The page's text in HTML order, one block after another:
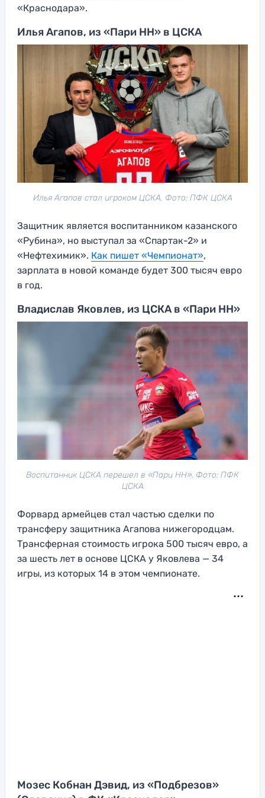
«Краснодара».
Илья Агапов, из «Пари НН» в ЦСКА
Илья Агапов стал игроком ЦСКА. Фото: ПФК ЦСКА
Защитник является воспитанником казанского
«Рубина», но выступал за «Спартак-2» и
«Нефтехимик». Как пишет «Чемпионат»,
зарплата в новой команде будет 300 тысяч евро
в год.
Владислав Яковлев, из ЦСКА в «Пари НН»
Воспитанник ЦСКА перешел в «Пари НН». Фото: ПФК
ЦСКА
Форвард армейцев стал частью сделки по
трансферу защитника Агапова нижегородцам.
Трансферная стоимость игрока 500 тысяч евро, а
за шесть лет в основе ЦСКА у Яковлева — 34
игры, из которых 14 в этом чемпионате.
Мозес Кобнан Дэвид, из «Подбрезов»